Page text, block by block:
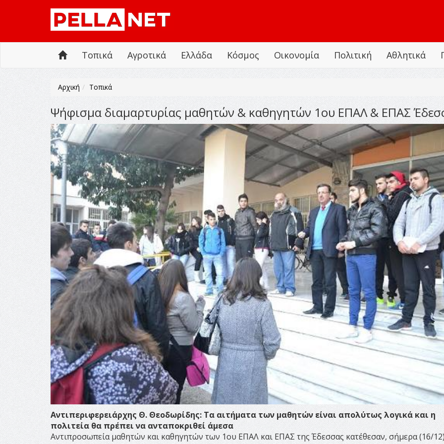
Τοπικά Αγροτικά Ελλάδα Κόσμος Οικονομία Πολιτική Αθλητικά
Αρχική Τοπικά
Ψήφισμα διαμαρτυρίας μαθητών & καθηγητών 1ου ΕΠΑΛ & ΕΠΑΣ
Αντιπεριφερειάρχης Θ. Θεοδωρίδης: Τα αιτήματα των μαθητών είναι απολύτως λογικά και η
πολιτεία θα πρέπει να ανταποκριθεί άμεσα
Αντιπροσωπεία μαθητών και καθηγητών των 1oυ ΕΠΑΛ και ΕΠΑΣ της Έδεσσας κατέθεσαν, σήμερα (16/